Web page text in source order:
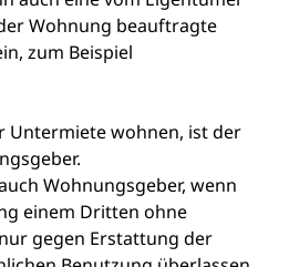
Wohnung beauftragte
zum Beispiel
Untermiete wohnen, ist der
Wohnungsgeber, wenn
einem Dritten ohne
gegen Erstattung der